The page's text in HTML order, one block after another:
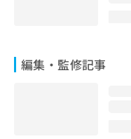
編集・監修記事